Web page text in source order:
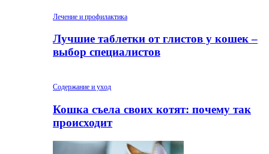
Лечение и профилактика
Лучшие таблетки от глистов у кошек –
выбор специалистов
Содержание и уход
Кошка съела своих котят: почему так
происходит